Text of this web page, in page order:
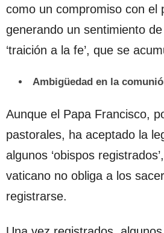
como un compromiso con el
generando un sentimiento
‘traición a la fe’, que se
Ambigüedad en la
Aunque el Papa Francisco,
pastorales, ha aceptado la
algunos ‘obispos
vaticano no obliga a los
registrarse.